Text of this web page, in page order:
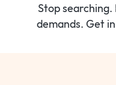
Stop searching.
demands. Get